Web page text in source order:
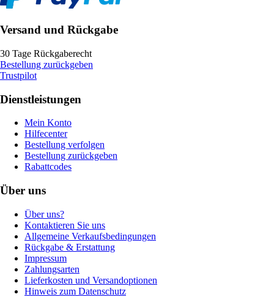
Versand und Rückgabe
30 Tage Rückgaberecht
Bestellung zurückgeben
Trustpilot
Dienstleistungen
Mein Konto
Hilfecenter
Bestellung verfolgen
Bestellung zurückgeben
Rabattcodes
Über uns
Über uns?
Kontaktieren Sie uns
Allgemeine Verkaufsbedingungen
Rückgabe & Erstattung
Impressum
Zahlungsarten
Lieferkosten und Versandoptionen
Hinweis zum Datenschutz